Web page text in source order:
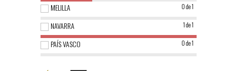
MELILLA 0 de 1
NAVARRA 1 de 1
PAÍS VASCO 0 de 1